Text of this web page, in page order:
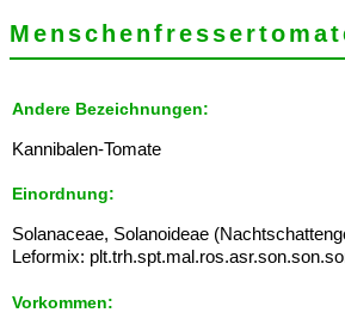
Andere Bezeichnungen:
Kannibalen-Tomate
Einordnung:
Solanaceae, Solanoideae
Leformix:
Vorkommen: